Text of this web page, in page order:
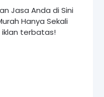
Jasa Anda di Sini
Hanya Sekali
iklan terbatas!